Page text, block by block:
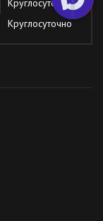
Круглосуточно
Круглосуточно